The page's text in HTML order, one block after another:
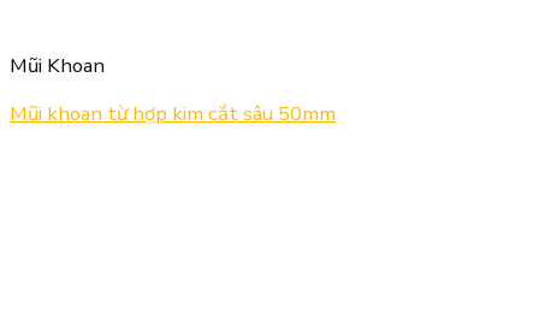
Mũi Khoan
Mũi khoan từ hợp kim cắt sâu 50mm